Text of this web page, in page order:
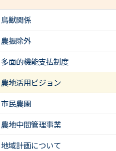
鳥獣関係
農振除外
多面的機能支払制度
農地活用ビジョン
市民農園
農地中間管理事業
地域計画について